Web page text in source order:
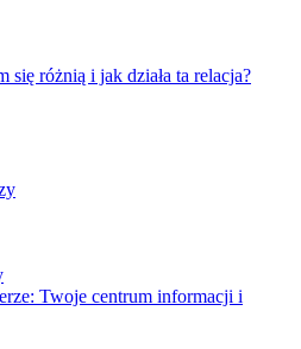
różnią i jak działa ta relacja?
Twoje centrum informacji i